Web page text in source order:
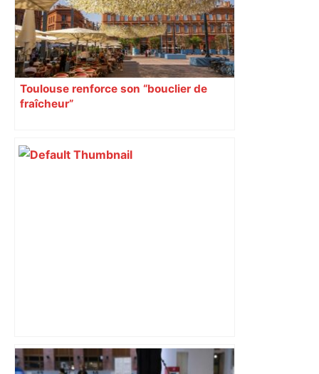
Toulouse renforce son “bouclier de
fraîcheur”
« Rien d'inquiétant » pour Guillaume